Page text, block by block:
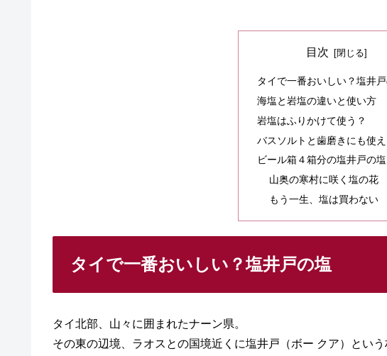
目次
タイで一番おいしい？塩井
海塩と岩塩の違いと使い方
岩塩はふりかけて使う？
バスソルトと歯磨きにも使
ビール箱４箱分の塩井戸の塩
山奥の寒村に咲く塩の花
もう一生、塩は買わない
タイで一番おいしい？塩井戸の塩
タイ北部、山々に囲まれたナーン県。
その東の辺境、ラオスとの国境近くに塩井戸（ボー クア）という